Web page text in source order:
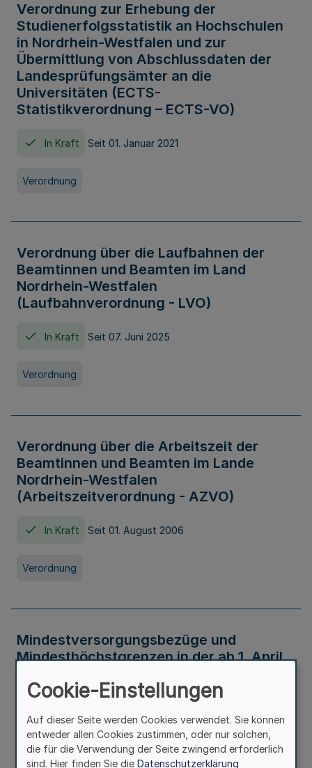
Verordnung zur Erhebung der
Studienerfolgsstatistik an Hochschulen
in Nordrhein-Westfalen und zur
Übermittlung von Abschlussdaten der
Landesprüfungsämter an die
Universitäten (ECTS-
Statistikverordnung – ECTS-VO)
In Kraft Seit 01. Januar 2021
Verordnung
Verordnung über die Laufbahnen der
Beamtinnen und Beamten im Land
Nordrhein-Westfalen
(Laufbahnverordnung - LVO)
In Kraft Seit 07. Juni 2025
Verordnung
Verordnung über die Arbeitszeit der
Beamtinnen und Beamten im Lande
Nordrhein-Westfalen
(Arbeitszeitverordnung - AZVO)
In Kraft Seit 01. August 2006
Verordnung
Mindestversorgungsbezüge und
Mindesthöchstgrenzen in der ab 1. April
Verwaltungsvorschrift
Cookie-Einstellungen
Auf dieser Seite werden Cookies verwendet. Sie können
entweder allen Cookies zustimmen, oder nur solchen,
die für die Verwendung der Seite zwingend erforderlich
sind. Hier finden Sie die Datenschutzerklärung